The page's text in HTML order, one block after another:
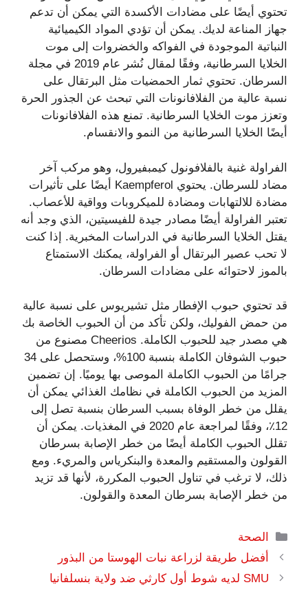
تحتوي أيضًا على مضادات الأكسدة التي يمكن أن تدعم
جهاز المناعة لديك. يمكن أن تؤدي المواد الكيميائية
النباتية الموجودة في الفواكه والخضروات إلى موت
الخلايا السرطانية، وفقًا لمقال نُشر عام 2019 في مجلة
السرطان. تحتوي ثمار الحمضيات مثل البرتقال على
نسبة عالية من الفلافانونات التي تبحث عن الجذور الحرة
وتعزز موت الخلايا السرطانية. تمنع هذه الفلافانونات
أيضًا الخلايا السرطانية من النمو والانقسام.
الفراولة غنية بالفلافونول كيمبفيرول، وهو مركب آخر
مضاد للسرطان. يحتوي Kaempferol أيضًا على تأثيرات
مضادة للالتهابات ومضادة للميكروبات وواقية للأعصاب.
تعتبر الفراولة أيضًا مصادر جيدة للفيسيتين، الذي وجد أنه
يقتل الخلايا السرطانية في الدراسات المخبرية. إذا كنت
لا تحب عصير البرتقال أو الفراولة، يمكنك الاستمتاع
بالموز لاحتوائه على مضادات السرطان.
قد تحتوي حبوب الإفطار مثل تشيريوس على نسبة عالية
من حمض الفوليك، ولكن تأكد من أن الحبوب الخاصة بك
هي مصدر جيد للحبوب الكاملة. Cheerios مصنوع من
حبوب الشوفان الكاملة بنسبة 100%، وستحصل على 34
جرامًا من الحبوب الكاملة الموصى بها يوميًا. إن تضمين
المزيد من الحبوب الكاملة في نظامك الغذائي يمكن أن
يقلل من خطر الوفاة بسبب السرطان بنسبة تصل إلى
12٪، وفقًا لمراجعة عام 2020 في المغذيات. يمكن أن
تقلل الحبوب الكاملة أيضًا من خطر الإصابة بسرطان
القولون والمستقيم والمعدة والبنكرياس والمريء. ومع
ذلك، لا ترغب في تناول الحبوب المكررة، لأنها قد تزيد
من خطر الإصابة بسرطان المعدة والقولون.
التصنيفات
الصحة
أفضل طريقة لزراعة نبات الهوستا من البذور
SMU لديه شوط أول كارثي ضد ولاية بنسلفانيا